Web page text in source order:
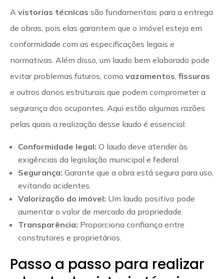
A vistorias técnicas são fundamentais para a entrega
de obras, pois elas garantem que o imóvel esteja em
conformidade com as especificações legais e
normativas. Além disso, um laudo bem elaborado pode
evitar problemas futuros, como vazamentos fissuras
e outros danos estruturais que podem comprometer a
segurança dos ocupantes. Aqui estão algumas razões
pelas quais a realização desse laudo é essencial:
Conformidade legal: O laudo deve atender às
exigências da legislação municipal e federal.
Segurança: Garante que a obra está segura para uso,
evitando acidentes.
Valorização do imóvel: Um laudo positivo pode
aumentar o valor de mercado da propriedade.
Transparência: Proporciona confiança entre
construtores e proprietários.
Passo a passo para realizar